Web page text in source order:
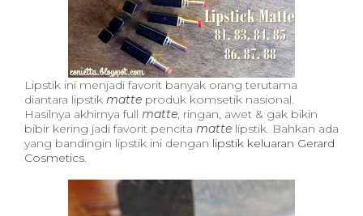
Lipstik ini menjadi favorit banyak orang terutama
diantara lipstik matte produk komsetik nasional.
Hasilnya akhirnya full matte, ringan, awet & gak bikin
bibir kering jadi favorit pencita matte lipstik. Bahkan ada
yang bandingin lipstik ini dengan lipstik keluaran Gerard
Cosmetics.